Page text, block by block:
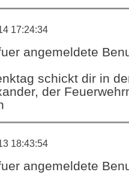
17:24:34
angemeldete
schickt dir in
der
18:43:54
angemeldete